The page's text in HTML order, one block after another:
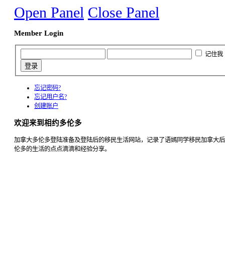
Open Panel Close Panel
Member Login
记住我
忘记密码?
忘记用户名?
创建账户
欢迎来到相约多伦多
加拿大多伦多登陆准备及登陆后的移民生活网站，记录了语嫣同学移民加拿大
伦多的生活的点点滴滴和经验分享。